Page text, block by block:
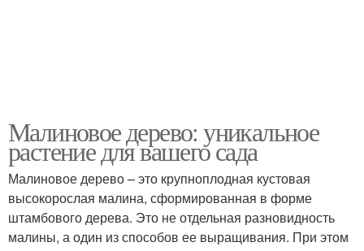
Малиновое дерево: уникальное
растение для вашего сада
Малиновое дерево – это крупноплодная кустовая
высокорослая малина, сформированная в форме
штамбового дерева. Это не отдельная разновидность
малины, а один из способов ее выращивания. При этом